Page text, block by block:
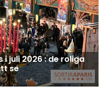
juli 2026 : de roliga
se